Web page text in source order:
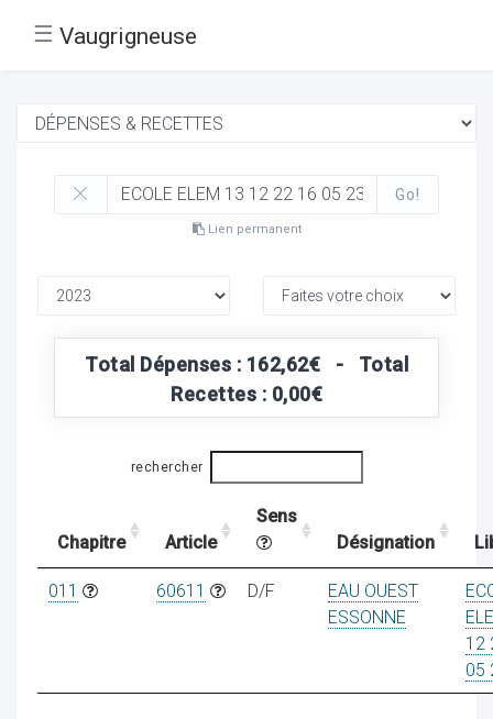
☰ Vaugrigneuse
Go!
Lien permanent
Total Dépenses : 162,62€ - Total
Recettes : 0,00€
rechercher
Chapitre Article
Sens
Désignation
011 60611 D/F
EAU OUEST
ESSONNE
12
05